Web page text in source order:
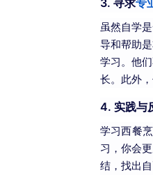
虽然自学
导和帮助
学习。他
长。此外
4. 实践与
学习西餐
习，你会
结，找出